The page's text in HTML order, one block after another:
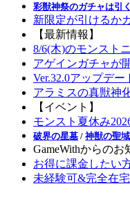
彩獣神祭のガチャは引
新限定が引けるか
【最新情報】
8/6(木)のモンスト
アゲインガチャが
Ver.32.0アップデー
アラミスの真獣神
【イベント】
モンスト夏休み
破界の星墓 / 神獣の聖域
GameWithからのお
お得に課金したい
未経験可&完全在